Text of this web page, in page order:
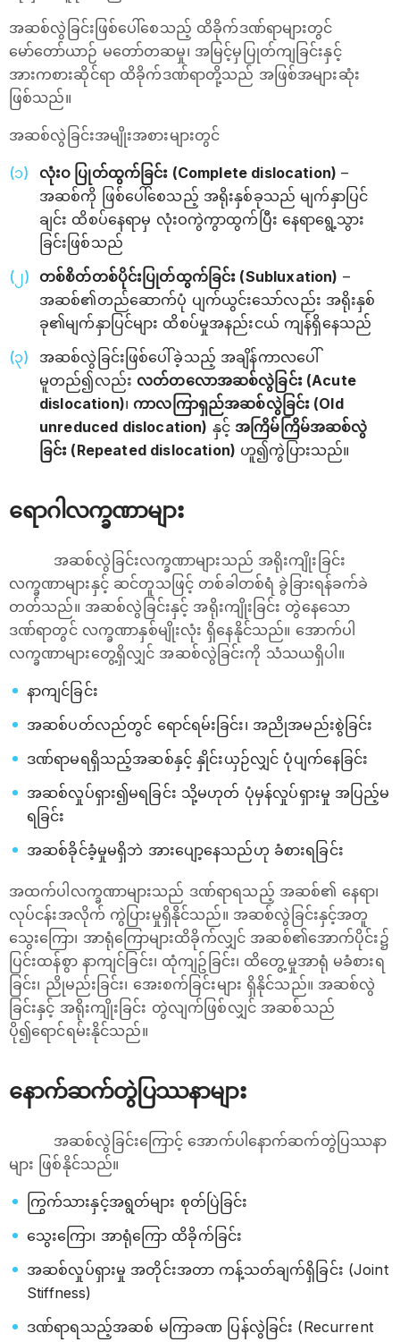
အဆစ်လွဲခြင်းဖြစ်ပေါ်စေသည့် ထိခိုက်ဒဏ်ရာများတွင်
မော်တော်ယာဉ် မတော်တဆမှု၊ အမြင့်မှပြုတ်ကျခြင်းနှင့်
အားကစားဆိုင်ရာ ထိခိုက်ဒဏ်ရာတို့သည် အဖြစ်အများဆုံး
ဖြစ်သည်။
အဆစ်လွဲခြင်းအမျိုးအစားများတွင်
လုံးဝ ပြုတ်ထွက်ခြင်း (Complete dislocation) –
အဆစ်ကို ဖြစ်ပေါ်စေသည့် အရိုးနှစ်ခုသည် မျက်နှာပြင်
ချင်း ထိစပ်နေရာမှ လုံးဝကွဲကွာထွက်ပြီး နေရာရွေ့သွား
ခြင်းဖြစ်သည်
တစ်စိတ်တစ်ပိုင်းပြုတ်ထွက်ခြင်း (Subluxation) –
အဆစ်၏တည်ဆောက်ပုံ ပျက်ယွင်းသော်လည်း အရိုးနှစ်
ခု၏မျက်နှာပြင်များ ထိစပ်မှုအနည်းငယ် ကျန်ရှိနေသည်
အဆစ်လွဲခြင်းဖြစ်ပေါ်ခဲ့သည့် အချိန်ကာလပေါ်
မူတည်၍လည်း လတ်တလောအဆစ်လွဲခြင်း (Acute
dislocation)၊ ကာလကြာရှည်အဆစ်လွဲခြင်း (Old
unreduced dislocation) နှင့်အကြိမ်ကြိမ်အဆစ်လွဲ
ခြင်း (Repeated dislocation) ဟူ၍ကွဲပြားသည်။
ရောဂါလက္ခဏာများ
အဆစ်လွဲခြင်းလက္ခဏာများသည် အရိုးကျိုးခြင်း
လက္ခဏာများနှင့် ဆင်တူသဖြင့် တစ်ခါတစ်ရံ ခွဲခြားရန်ခက်ခဲ
တတ်သည်။ အဆစ်လွဲခြင်းနှင့် အရိုးကျိုးခြင်း တွဲနေသော
ဒဏ်ရာတွင် လက္ခဏာနှစ်မျိုးလုံး ရှိနေနိုင်သည်။ အောက်ပါ
လက္ခဏာများတွေ့ရှိလျှင် အဆစ်လွဲခြင်းကို သံသယရှိပါ။
နာကျင်ခြင်း
အဆစ်ပတ်လည်တွင် ရောင်ရမ်းခြင်း၊ အညိုအမည်းစွဲခြင်း
ဒဏ်ရာမရရှိသည့်အဆစ်နှင့် နှိုင်းယှဉ်လျှင် ပုံပျက်နေခြင်း
အဆစ်လှုပ်ရှား၍မရခြင်း သို့မဟုတ် ပုံမှန်လှုပ်ရှားမှု အပြည့်မ
ရခြင်း
အဆစ်ခိုင်ခံ့မှုမရှိဘဲ အားပျော့နေသည်ဟု ခံစားရခြင်း
အထက်ပါလက္ခဏာများသည် ဒဏ်ရာရသည့် အဆစ်၏ နေရာ၊
လုပ်ငန်းအလိုက် ကွဲပြားမှုရှိနိုင်သည်။ အဆစ်လွဲခြင်းနှင့်အတူ
သွေးကြော၊ အာရုံကြောများထိခိုက်လျှင် အဆစ်၏အောက်ပိုင်း၌
ပြင်းထန်စွာ နာကျင်ခြင်း၊ ထုံကျဥ်ခြင်း၊ ထိတွေ့မှုအာရုံ မခံစားရ
ခြင်း၊ ညိုမည်းခြင်း၊ အေးစက်ခြင်းများ ရှိနိုင်သည်။ အဆစ်လွဲ
ခြင်းနှင့် အရိုးကျိုးခြင်း တွဲလျက်ဖြစ်လျှင် အဆစ်သည်
ပို၍ရောင်ရမ်းနိုင်သည်။
နောက်ဆက်တွဲပြဿနာများ
အဆစ်လွဲခြင်းကြောင့် အောက်ပါနောက်ဆက်တွဲပြဿနာ
များ ဖြစ်နိုင်သည်။
ကြွက်သားနှင့်အရွတ်များ စုတ်ပြဲခြင်း
သွေးကြော၊ အာရုံကြော ထိခိုက်ခြင်း
အဆစ်လှုပ်ရှားမှု အတိုင်းအတာ ကန့်သတ်ချက်ရှိခြင်း (Joint
Stiffness)
ဒဏ်ရာရသည့်အဆစ် မကြာခဏ ပြန်လွဲခြင်း (Recurrent